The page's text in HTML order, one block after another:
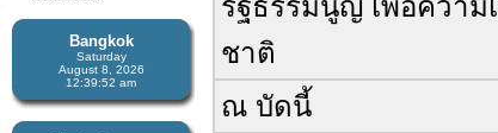
Bangkok
Saturday
August 8, 2026
12:39:52 am
รัฐธรรมนูญ เพื่อความ
ชาติ
ณ บัดนี้